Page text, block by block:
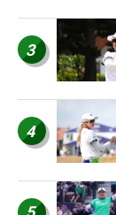
3
4